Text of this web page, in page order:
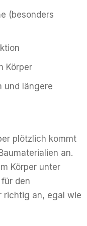
(besonders
Körper
und längere
plötzlich kommt
an.
Körper unter
den
richtig an, egal wie